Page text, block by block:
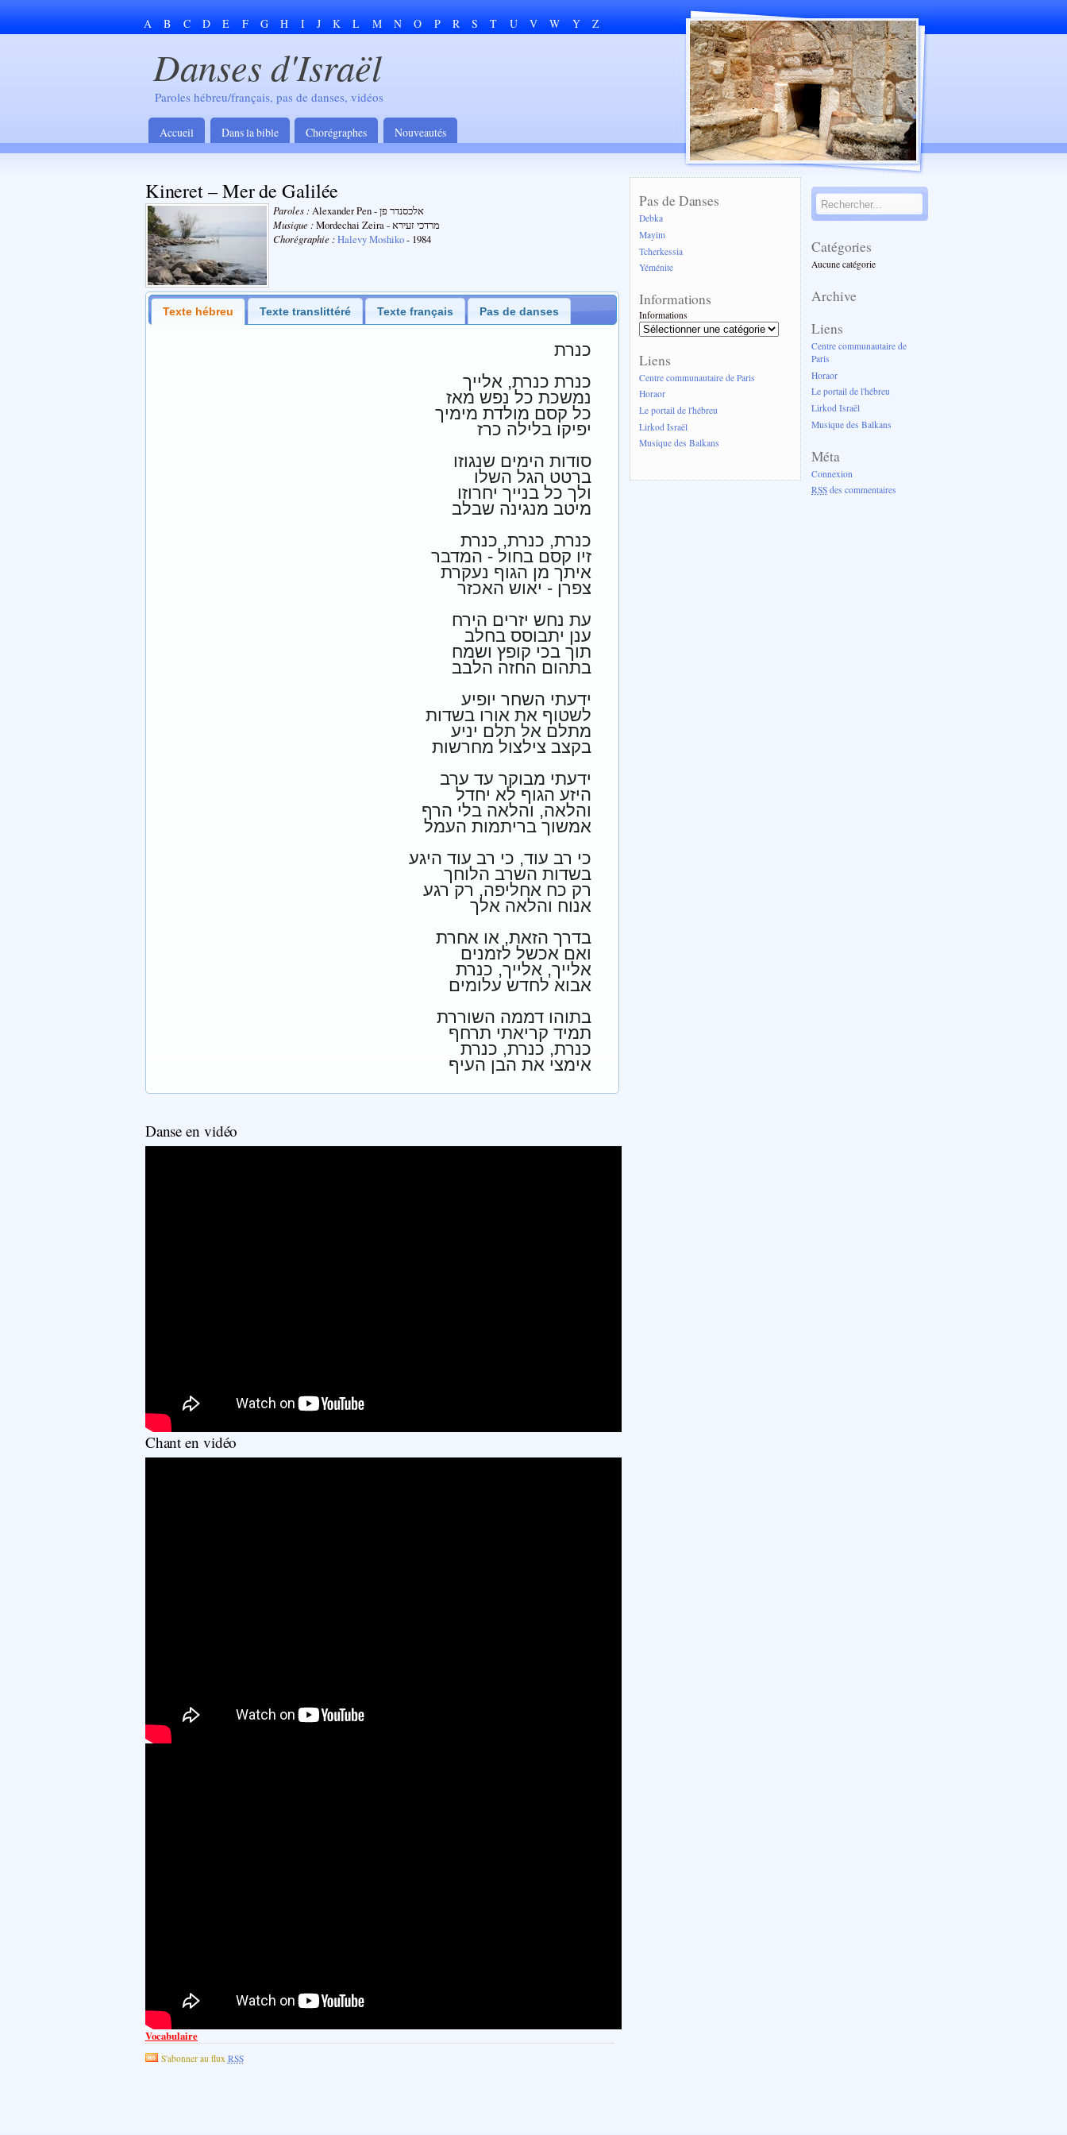
A B C D E F G H I J K L M N O P R S T U V W Y Z
Danses d'Israël
Paroles hébreu/français, pas de danses, vidéos
Accueil Dans la bible Chorégraphes Nouveautés
Kineret – Mer de Galilée
Paroles :
Alexander Pen - אלכסנדר פן
Musique :
Mordechai Zeira - מרדכי זעירא
Chorégraphie :Halevy Moshiko- 1984
Texte hébreu Texte translittéré Texte français Pas de danses
כנרת
כנרת כנרת, אלייך
נמשכת כל נפש מאז
כל קסם מולדת מימיך
יפיקו בלילה כרז
סודות הימים שנגוזו
ברטט הגל השלו
ולך כל בנייך יחרוזו
מיטב מנגינה שבלב
כנרת, כנרת, כנרת
זיו קסם בחול - המדבר
איתך מן הגוף נעקרת
צפרן - יאוש האכזר
עת נחש יזרים הירח
ענן יתבוסס בחלב
תוך בכי קופץ ושמח
בתהום החזה הלבב
ידעתי השחר יופיע
לשטוף את אורו בשדות
מתלם אל תלם יניע
בקצב צילצול מחרשות
ידעתי מבוקר עד ערב
היזע הגוף לא יחדל
והלאה, והלאה בלי הרף
אמשוך בריתמות העמל
כי רב עוד, כי רב עוד היגע
בשדות השרב הלוחך
רק כח אחליפה, רק רגע
אנוח והלאה אלך
בדרך הזאת, או אחרת
ואם אכשל לזמנים
אלייך, אלייך, כנרת
אבוא לחדש עלומים
בתוהו דממה השוררת
תמיד קריאתי תרחף
כנרת, כנרת, כנרת
אימצי את הבן העיף
Danse en vidéo
Chant en vidéo
Vocabulaire
S'abonner au flux RSS
Pas de Danses
Debka
Mayim
Tcherkessia
Yéménite
Informations
Informations
Liens
Centre communautaire de Paris
Horaor
Le portail de l'hébreu
Lirkod Israël
Musique des Balkans
Catégories
Aucune catégorie
Archive
Liens
Centre communautaire de
Paris
Horaor
Le portail de l'hébreu
Lirkod Israël
Musique des Balkans
Méta
Connexion
RSS des commentaires